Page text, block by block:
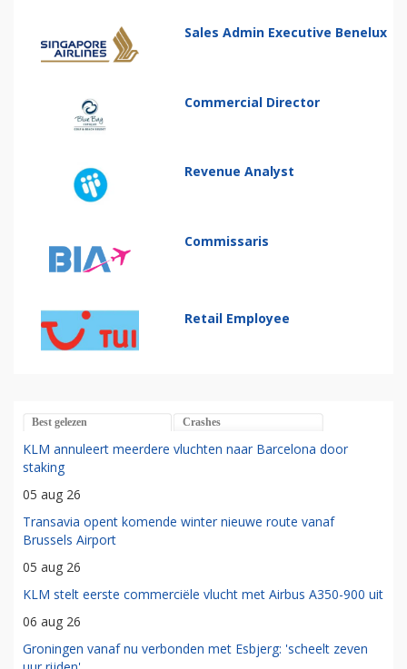
Sales Admin Executive Benelux
Commercial Director
Revenue Analyst
Commissaris
Retail Employee
Best gelezen Crashes
KLM annuleert meerdere vluchten naar Barcelona door
staking
05 aug 26
Transavia opent komende winter nieuwe route vanaf
Brussels Airport
05 aug 26
KLM stelt eerste commerciële vlucht met Airbus A350-900 uit
06 aug 26
Groningen vanaf nu verbonden met Esbjerg: 'scheelt zeven